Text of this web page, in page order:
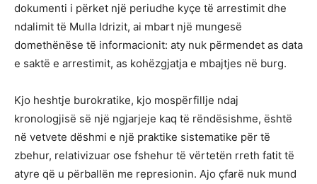
dokumenti i përket një periudhe kyçe të arrestimit dhe
ndalimit të Mulla Idrizit, ai mbart një mungesë
domethënëse të informacionit: aty nuk përmendet as data
e saktë e arrestimit, as kohëzgjatja e mbajtjes në burg.
Kjo heshtje burokratike, kjo mospërfillje ndaj
kronologjisë së një ngjarjeje kaq të rëndësishme, është
në vetvete dëshmi e një praktike sistematike për të
zbehur, relativizuar ose fshehur të vërtetën rreth fatit të
atyre që u përballën me represionin. Ajo çfarë nuk mund